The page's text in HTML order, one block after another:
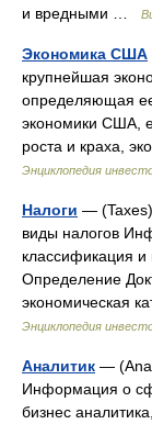
и вредными …
Экономика США
крупнейшая
определяющая
экономики США,
роста и краха,
Энциклопедия
Налоги —
виды налогов
классификация
Определение
экономическая
Энциклопедия
Аналитик —
Информация о
бизнес